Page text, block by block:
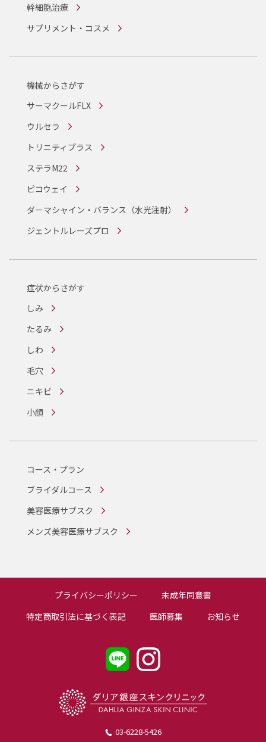
幹細胞治療
サプリメント・コスメ
機械からさがす
サーマクールFLX
ウルセラ
トリニティプラス
ステラM22
ピコウェイ
ダーマシャイン・バランス （水光注射）
ジェントルレーズプロ
症状からさがす
しみ
たるみ
しわ
毛穴
ニキビ
小顔
コース・プラン
ブライダルコース
美容医療サブスク
メンズ美容医療サブスク
プライバシーポリシー
未成年同意書
特定商取引法に基づく表記
医師募集 お知らせ
03-6228-5426